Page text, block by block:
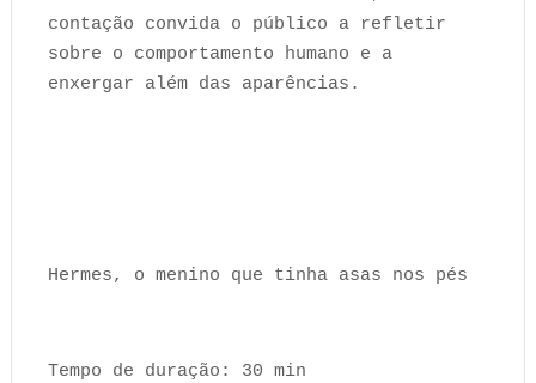
contação convida o público a refletir
sobre o comportamento humano e a
enxergar além das aparências.
Hermes, o menino que tinha asas nos pés
Tempo de duração: 30 min